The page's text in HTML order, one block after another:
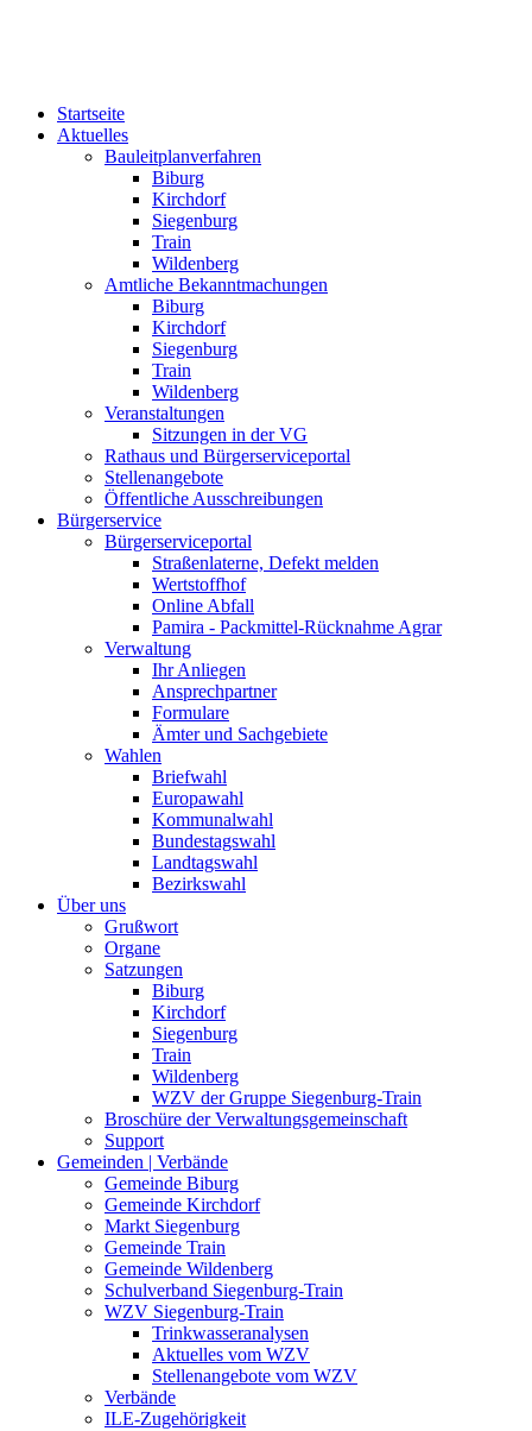
Startseite
Aktuelles
Bauleitplanverfahren
Biburg
Kirchdorf
Siegenburg
Train
Wildenberg
Amtliche Bekanntmachungen
Biburg
Kirchdorf
Siegenburg
Train
Wildenberg
Veranstaltungen
Sitzungen in der VG
Rathaus und Bürgerserviceportal
Stellenangebote
Öffentliche Ausschreibungen
Bürgerservice
Bürgerserviceportal
Straßenlaterne, Defekt melden
Wertstoffhof
Online Abfall
Pamira - Packmittel-Rücknahme Agrar
Verwaltung
Ihr Anliegen
Ansprechpartner
Formulare
Ämter und Sachgebiete
Wahlen
Briefwahl
Europawahl
Kommunalwahl
Bundestagswahl
Landtagswahl
Bezirkswahl
Über uns
Grußwort
Organe
Satzungen
Biburg
Kirchdorf
Siegenburg
Train
Wildenberg
WZV der Gruppe Siegenburg-Train
Broschüre der Verwaltungsgemeinschaft
Support
Gemeinden | Verbände
Gemeinde Biburg
Gemeinde Kirchdorf
Markt Siegenburg
Gemeinde Train
Gemeinde Wildenberg
Schulverband Siegenburg-Train
WZV Siegenburg-Train
Trinkwasseranalysen
Aktuelles vom WZV
Stellenangebote vom WZV
Verbände
ILE-Zugehörigkeit